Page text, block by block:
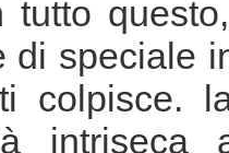
tutto
di speciale
colpisce.
intriseca